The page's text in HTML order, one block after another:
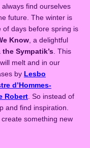
find ourselves
future. The winter is
of days before spring is
Know , a delightful
Sympatik’s . This
melt and in our
by Lesbo
d’Hommes-
Robert . So instead of
and find inspiration.
something new